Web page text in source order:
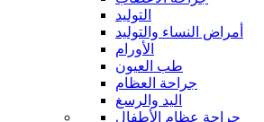
التوليد
أمراض النساء والتوليد
الأورام
طب العيون
جراحة العظام
اليد والرسغ
جراحة عظام الأطفال